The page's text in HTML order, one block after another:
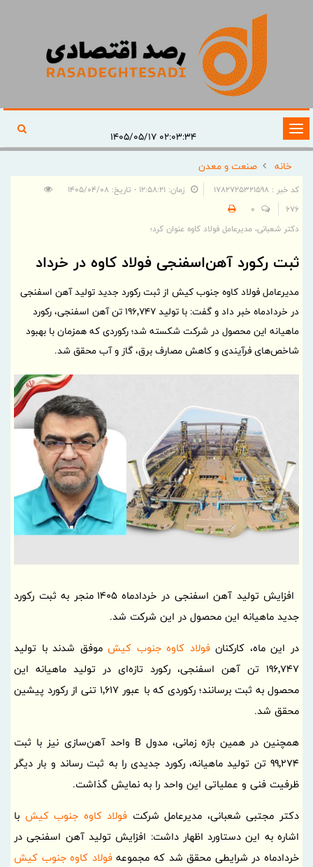
تغییر
وضعیت
ناوبری
خانه
صنعت و معدن
کد خبر : 1782725321598
زمان: ۱۲:۵۸:۲۱ - تاریخ: ۱۴۰۵/۰۴/۰۸
676
0
دکتر شعبانی، مدیرعامل فولاد کاوه عنوان کرد؛
ثبت رکورد آهن‌اسفنجی فولاد کاوه در خرداد
مدیرعامل فولاد کاوه جنوب کیش از ثبت رکورد جدید تولید آهن اسفنجی
در خردادماه خبر داد و گفت: با تولید ۱۹۶٬۷۴۷ تن آهن اسفنجی، رکورد
ماهیانه این محصول در شرکت شکسته شد؛ رکوردی که همزمان با بهبود
شاخص‌های فرآیندی و کاهش مصارف برق، گاز و آب محقق شد.
افزایش تولید آهن اسفنجی در خردادماه 1405 منجر به ثبت رکورد
جدید ماهیانه این محصول در این شرکت شد.
در این ماه، کارکنانفولاد کاوه جنوب کیشموفق شدند با تولید
196٬747 تن آهن اسفنجی، رکورد تازه‌ای در تولید ماهیانه این
محصول به ثبت برسانند؛ رکوردی که با عبور 1٬617 تنی از رکورد پیشین
محقق شد.
همچنین در همین بازه زمانی، مدول B واحد آهن‌سازی نیز با ثبت
99٬274 تن تولید ماهیانه، رکورد جدیدی را به ثبت رساند و بار دیگر
ظرفیت فنی و عملیاتی این واحد را به نمایش گذاشت.
دکتر مجتبی شعبانی، مدیرعامل شرکت فولاد کاوه جنوب کیش با
اشاره به این دستاورد اظهار داشت: افزایش تولید آهن اسفنجی در
خردادماه در شرایطی محقق شد که مجموعهفولاد کاوه جنوب کیش